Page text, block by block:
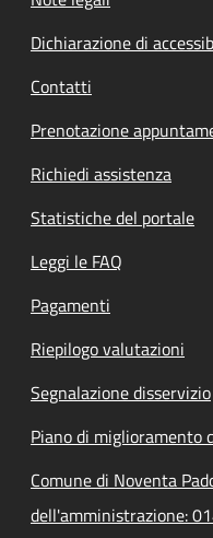
Dichiarazione di
Contatti
Prenotazione
Richiedi assistenza
Statistiche del portale
Leggi le FAQ
Pagamenti
Riepilogo valutazioni
Segnalazione disservizio
Piano di miglioramento
Comune di Noventa
dell'amministrazione: